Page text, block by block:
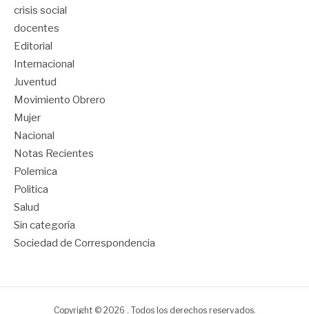
crisis social
docentes
Editorial
Internacional
Juventud
Movimiento Obrero
Mujer
Nacional
Notas Recientes
Polemica
Politica
Salud
Sin categoría
Sociedad de Correspondencia
Copyright © 2026 . Todos los derechos reservados.